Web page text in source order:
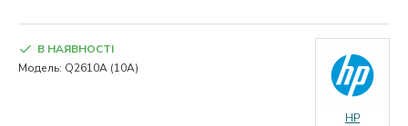
В НАЯВНОСТІ
Модель: Q2610A (10A)
HP